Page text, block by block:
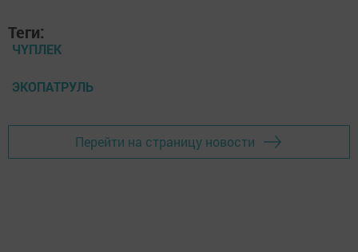
Теги:
ЧҮПЛЕК
ЭКОПАТРУЛЬ
Перейти на страницу новости